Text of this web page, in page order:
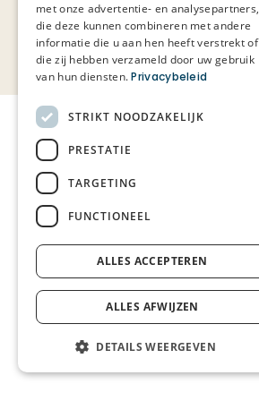
met onze advertentie- en analysepartners,
die deze kunnen combineren met andere
informatie die u aan hen heeft verstrekt of
die zij hebben verzameld door uw gebruik
van hun diensten. Privacybeleid
STRIKT NOODZAKELIJK
PRESTATIE
TARGETING
FUNCTIONEEL
ALLES ACCEPTEREN
ALLES AFWIJZEN
DETAILS WEERGEVEN